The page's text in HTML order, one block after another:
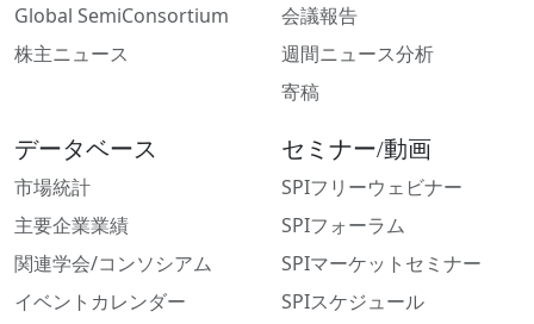
Global SemiConsortium
株主ニュース
会議報告
週間ニュース分析
寄稿
データベース
市場統計
主要企業業績
関連学会/コンソシアム
イベントカレンダー
セミナー/動画
SPIフリーウェビナー
SPIフォーラム
SPIマーケットセミナー
SPIスケジュール